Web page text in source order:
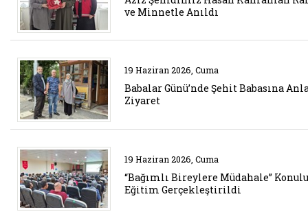
ve Minnetle Anıldı
Belgeyi aç: babalar gunu nde
19 Haziran 2026, Cuma
Babalar Günü’nde Şehit Babasına
Ziyaret
Belgeyi aç: bagimli bireylere
19 Haziran 2026, Cuma
“Bağımlı Bireylere Müdahale”
Eğitim Gerçekleştirildi